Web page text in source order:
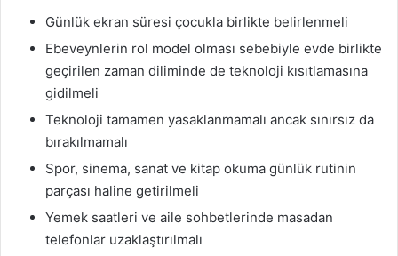
Günlük ekran süresi çocukla birlikte belirlenmeli
Ebeveynlerin rol model olması sebebiyle evde birlikte
geçirilen zaman diliminde de teknoloji kısıtlamasına
gidilmeli
Teknoloji tamamen yasaklanmamalı ancak sınırsız da
bırakılmamalı
Spor, sinema, sanat ve kitap okuma günlük rutinin
parçası haline getirilmeli
Yemek saatleri ve aile sohbetlerinde masadan
telefonlar uzaklaştırılmalı